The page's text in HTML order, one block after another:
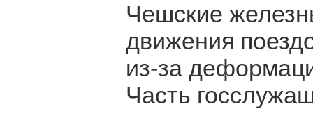
Чешские
движения
из-за
Часть